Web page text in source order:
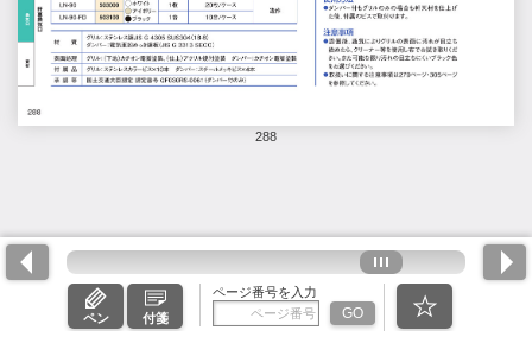
288
ペン 付箋
ページ番号を入力
GO